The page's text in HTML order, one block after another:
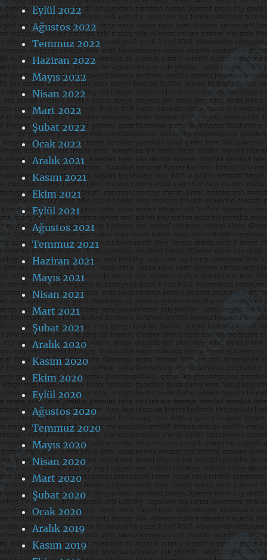
Eylül 2022
Ağustos 2022
Temmuz 2022
Haziran 2022
Mayıs 2022
Nisan 2022
Mart 2022
Şubat 2022
Ocak 2022
Aralık 2021
Kasım 2021
Ekim 2021
Eylül 2021
Ağustos 2021
Temmuz 2021
Haziran 2021
Mayıs 2021
Nisan 2021
Mart 2021
Şubat 2021
Aralık 2020
Kasım 2020
Ekim 2020
Eylül 2020
Ağustos 2020
Temmuz 2020
Mayıs 2020
Nisan 2020
Mart 2020
Şubat 2020
Ocak 2020
Aralık 2019
Kasım 2019